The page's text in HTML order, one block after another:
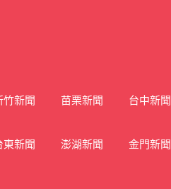
竹新聞 苗栗新聞 台中新聞
東新聞 澎湖新聞 金門新聞